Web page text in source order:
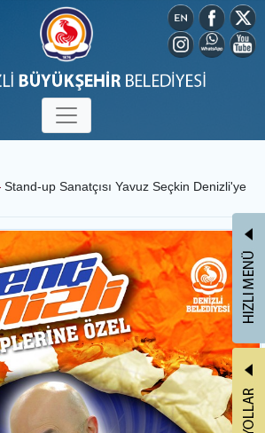
Stand-up Sanatçısı Yavuz Seçkin Denizli'ye